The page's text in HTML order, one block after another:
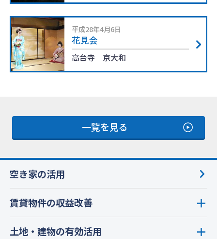
平成28年4月6日
花見会
高台寺 京大和
一覧を見る
空き家の活用
賃貸物件の収益改善
土地・建物の有効活用